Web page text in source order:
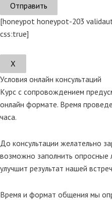
[honeypot honeypot-203
css:true]
Х
Условия онлайн консультаций
Курс с сопровождением
онлайн формате. Время
часа.
До консультации желательно
возможно заполнить опросные
улучшит результат нашей
Время и формат общения мы